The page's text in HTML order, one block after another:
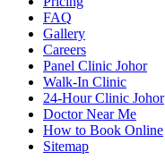
FAQ
Gallery
Careers
Panel Clinic Johor
Walk-In Clinic
24-Hour Clinic Johor
Doctor Near Me
How to Book Online
Sitemap